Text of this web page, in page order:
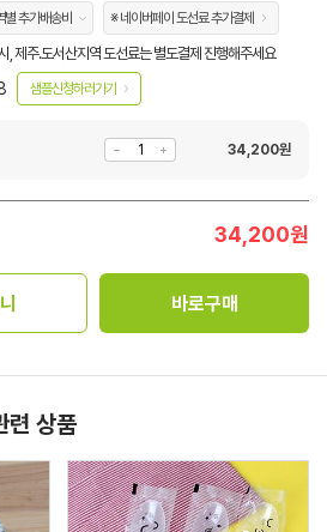
별 추가배송비 ※ 네이버페이 도선료 추가결제
, 제주.도서산지역 도선료는 별도결제 진행해주세요
샘플신청하러가기
34,200원
34,200원
바로구매
련 상품